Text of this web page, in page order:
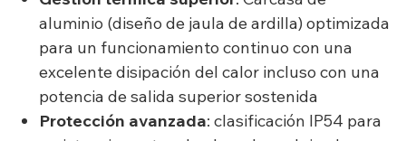
aluminio (diseño de jaula de ardilla) optimizada
para un funcionamiento continuo con una
excelente disipación del calor incluso con una
potencia de salida superior sostenida
Protección avanzada: clasificación IP54 para